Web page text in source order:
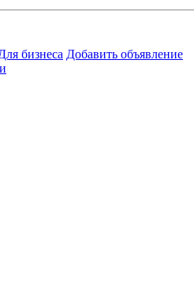
бизнеса Добавить объявление